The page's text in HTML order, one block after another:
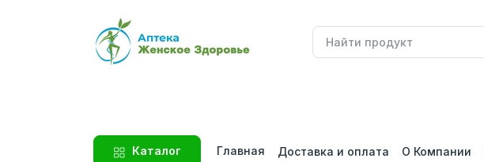
Каталог Главная Доставка и оплата О Компании